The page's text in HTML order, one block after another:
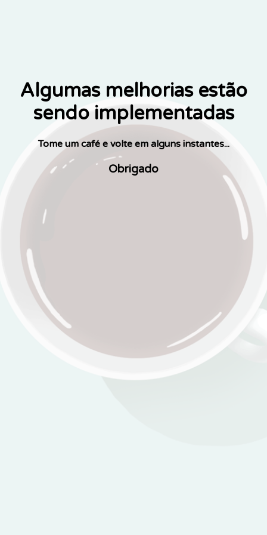
Algumas melhorias estão
sendo implementadas
Tome um café e volte em alguns instantes...
Obrigado